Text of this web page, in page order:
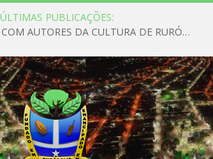
ÚLTIMAS PUBLICAÇÕES:
ESCUTA PÚBLICA COM AUTORES DA CULTURA DE RURÓPOLIS